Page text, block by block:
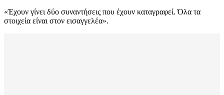
«Έχουν γίνει δύο συναντήσεις που έχουν καταγραφεί. Όλα τα
στοιχεία είναι στον εισαγγελέα».